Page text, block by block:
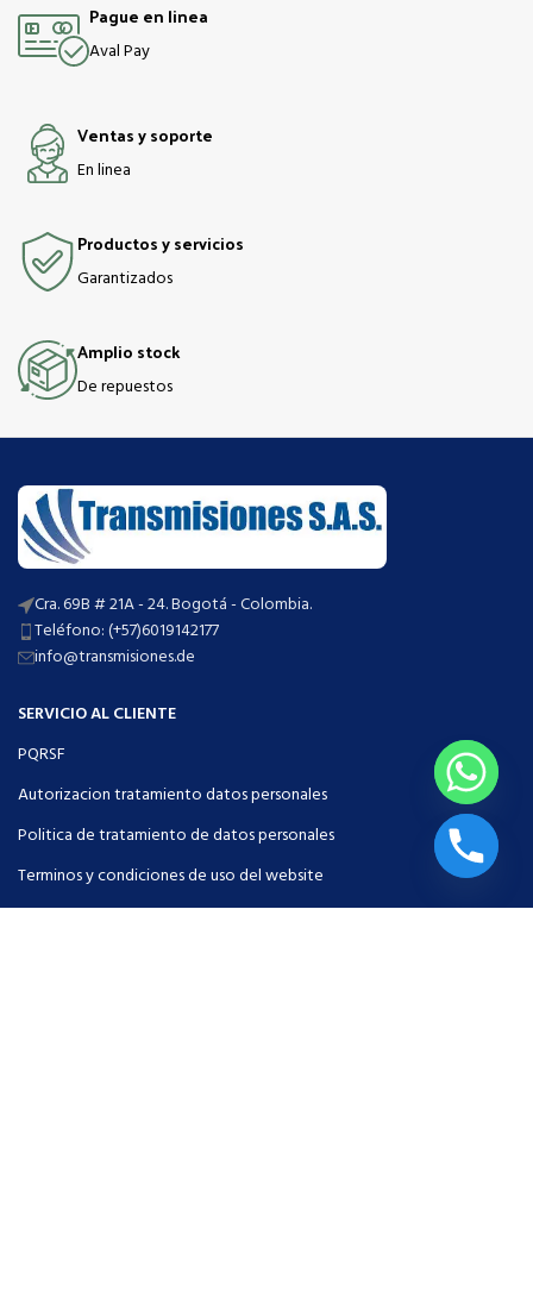
Pague en linea
Aval Pay
Ventas y soporte
En linea
Productos y servicios
Garantizados
Amplio stock
De repuestos
Cra. 69B # 21A - 24. Bogotá - Colombia.
Teléfono: (+57)6019142177
info@transmisiones.de
SERVICIO AL CLIENTE
PQRSF
Autorizacion tratamiento datos personales
Politica de tratamiento de datos personales
Terminos y condiciones de uso del website
Intranet